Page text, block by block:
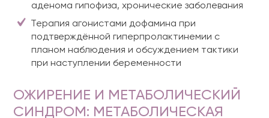
аденома гипофиза, хронические заболевания
Терапия агонистами дофамина при
подтверждённой гиперпролактинемии с
планом наблюдения и обсуждением тактики
при наступлении беременности
ОЖИРЕНИЕ И МЕТАБОЛИЧЕСКИЙ
СИНДРОМ: МЕТАБОЛИЧЕСКАЯ